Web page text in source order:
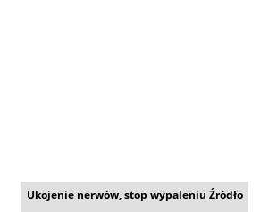
Ukojenie nerwów, stop wypaleniu Źródło